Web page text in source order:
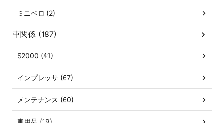
ミニベロ (2)
車関係 (187)
S2000 (41)
インプレッサ (67)
メンテナンス (60)